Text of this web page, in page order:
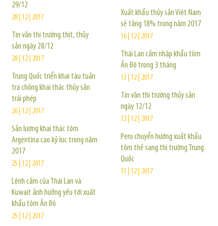
29/12
28 | 12 | 2017
Tin vắn thị trường thịt, thủy
sản ngày 28/12
28 | 12 | 2017
Trung Quốc triển khai tàu tuần
tra chống khai thác thủy sản
trái phép
26 | 12 | 2017
Sản lượng khai thác tôm
Argentina cao kỷ lục trong năm
2017
25 | 12 | 2017
Lệnh cấm của Thái Lan và
Kuwait ảnh hưởng yếu tới xuất
khẩu tôm Ấn Độ
25 | 12 | 2017
Xuất khẩu thủy sản Việt Nam
sẽ tăng 18% trong năm 2017
16 | 12 | 2017
Thái Lan cấm nhập khẩu tôm
Ấn Độ trong 3 tháng
13 | 12 | 2017
Tin vắn thị trường thủy sản
ngày 12/12
12 | 12 | 2017
Peru chuyển hướng xuất khẩu
tôm thẻ sang thị trường Trung
Quốc
11 | 12 | 2017